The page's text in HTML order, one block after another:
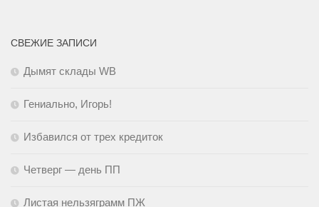
СВЕЖИЕ ЗАПИСИ
Дымят склады WB
Гениально, Игорь!
Избавился от трех кредиток
Четверг — день ПП
Листая нельзяграмм ПЖ